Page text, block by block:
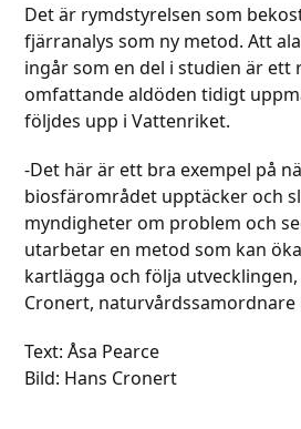
Det är rymdstyrelsen som
fjärranalys som ny metod. Att
ingår som en del i studien är ett
omfattande aldöden tidigt
följdes upp i Vattenriket.
-Det här är ett bra exempel på
biosfärområdet upptäcker och
myndigheter om problem och
utarbetar en metod som kan
kartlägga och följa utvecklingen,
Cronert, naturvårdssamordnare
Text: Åsa Pearce
Bild: Hans Cronert